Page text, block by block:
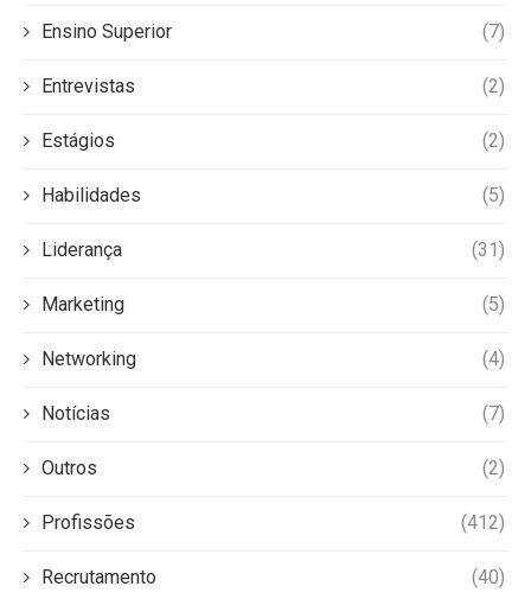
Ensino Superior (7)
Entrevistas (2)
Estágios (2)
Habilidades (5)
Liderança (31)
Marketing (5)
Networking (4)
Notícias (7)
Outros (2)
Profissões (412)
Recrutamento (40)